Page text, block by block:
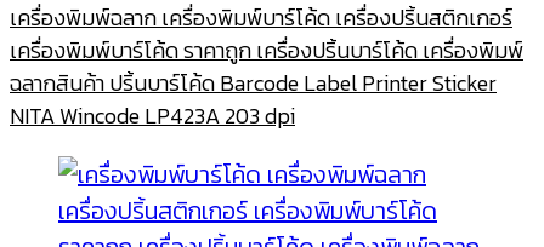
เครื่องพิมพ์ฉลาก เครื่องพิมพ์บาร์โค้ด เครื่องปริ้นสติกเกอร์
เครื่องพิมพ์บาร์โค้ด ราคาถูก เครื่องปริ้นบาร์โค้ด เครื่องพิมพ์
ฉลากสินค้า ปริ้นบาร์โค้ด Barcode Label Printer Sticker
NITA Wincode LP423A 203 dpi